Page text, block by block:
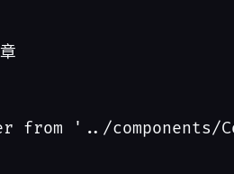
from '../